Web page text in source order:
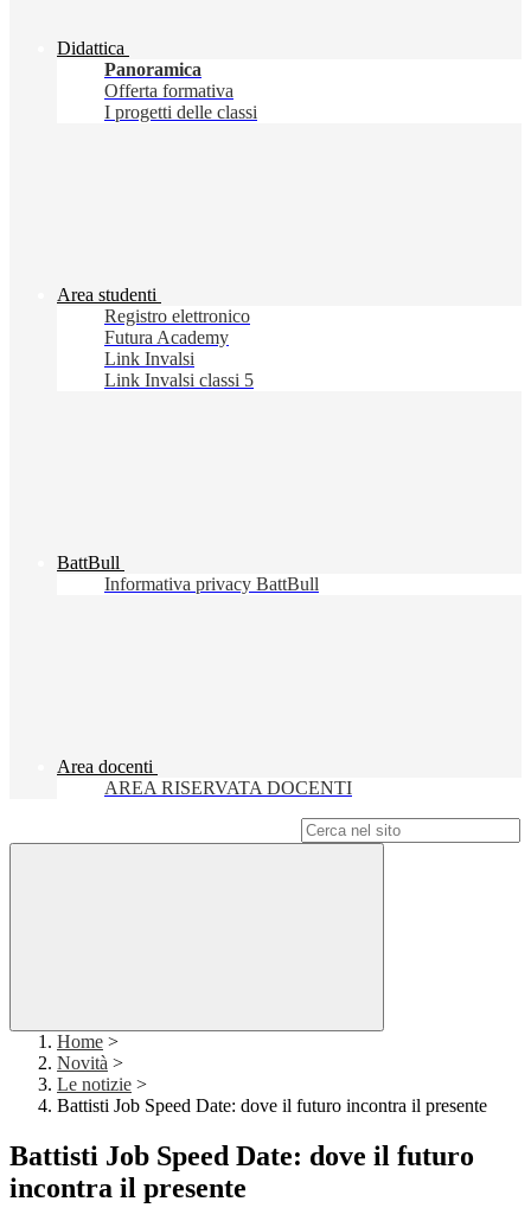
Didattica
Panoramica
Offerta formativa
I progetti delle classi
Area studenti
Registro elettronico
Futura Academy
Link Invalsi
Link Invalsi classi 5
BattBull
Informativa privacy BattBull
Area docenti
AREA RISERVATA DOCENTI
Home >
Novità >
Le notizie >
Battisti Job Speed Date: dove il futuro incontra il presente
Battisti Job Speed Date: dove il futuro
incontra il presente